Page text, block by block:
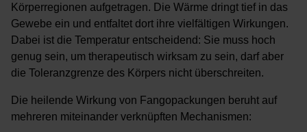
Körperregionen aufgetragen. Die Wärme dringt tief in das
Gewebe ein und entfaltet dort ihre vielfältigen Wirkungen.
Dabei ist die Temperatur entscheidend: Sie muss hoch
genug sein, um therapeutisch wirksam zu sein, darf aber
die Toleranzgrenze des Körpers nicht überschreiten.
Die heilende Wirkung von Fangopackungen beruht auf
mehreren miteinander verknüpften Mechanismen: